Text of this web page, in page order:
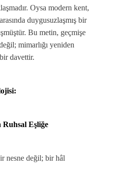
Oysa modern kent,
duygusuzlaşmış bir
Bu metin, geçmişe
mimarlığı yeniden
davettir.
Ruhsal Eşliğe
nesne değil; bir hâl